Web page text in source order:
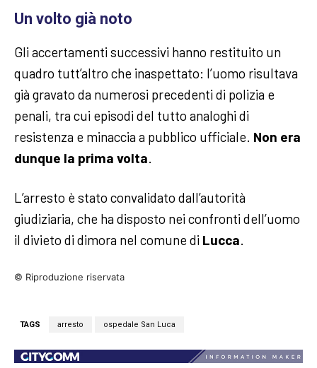
Un volto già noto
Gli accertamenti successivi hanno restituito un
quadro tutt’altro che inaspettato: l’uomo risultava
già gravato da numerosi precedenti di polizia e
penali, tra cui episodi del tutto analoghi di
resistenza e minaccia a pubblico ufficiale. Non era
dunque la prima volta.
L’arresto è stato convalidato dall’autorità
giudiziaria, che ha disposto nei confronti dell’uomo
il divieto di dimora nel comune di Lucca.
© Riproduzione riservata
TAGS arresto ospedale San Luca